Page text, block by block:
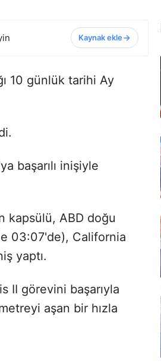
Kaynak ekle
10 günlük tarihi Ay
başarılı inişiyle
kapsülü, ABD doğu
03:07'de), California
yaptı.
II görevini başarıyla
aşan bir hızla